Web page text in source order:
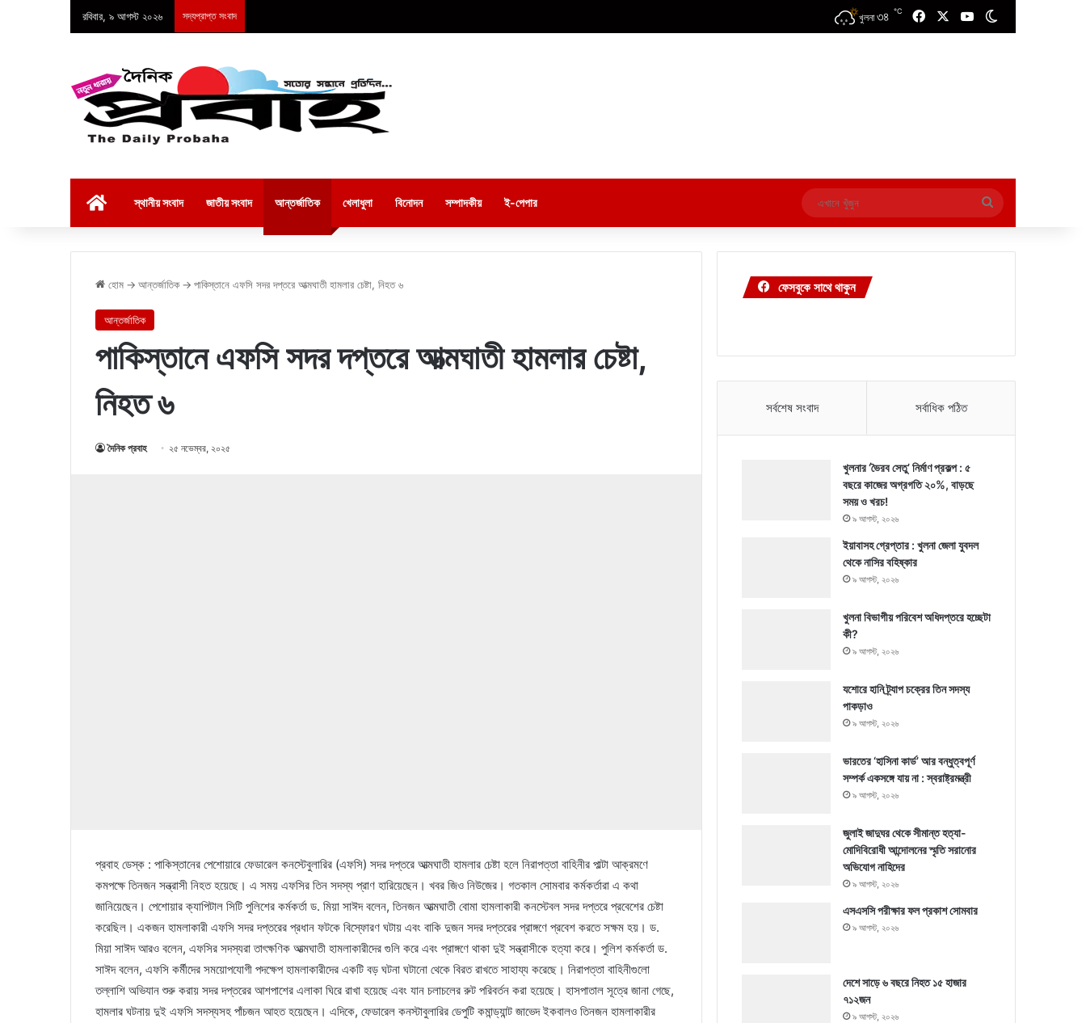
রবিবার, ৯ আগস্ট ২০২৬ সদ্যপ্রাপ্ত সংবাদ খুলনা ৩৪ ℃ FacebookYouTube
স্থানীয় সংবাদ জাতীয় সংবাদ আন্তর্জাতিক খেলাধুলা বিনোদন সম্পাদকীয় ই-পেপার
এখানে
খুঁজুন
হোম → আন্তর্জাতিক → পাকিস্তানে এফসি সদর দপ্তরে আত্মঘাতী হামলার চেষ্টা, নিহত ৬
আন্তর্জাতিক
পাকিস্তানে এফসি সদর দপ্তরে আত্মঘাতী হামলার চেষ্টা,
নিহত ৬
দৈনিক প্রবাহ ২৫ নভেম্বর, ২০২৫
প্রবাহ ডেস্ক : পাকিস্তানের পেশোয়ারে ফেডারেল কনস্টেবুলারির (এফসি) সদর দপ্তরে আত্মঘাতী হামলার চেষ্টা হলে নিরাপত্তা বাহিনীর পাল্টা আক্রমণে
কমপক্ষে তিনজন সন্ত্রাসী নিহত হয়েছে। এ সময় এফসির তিন সদস্য প্রাণ হারিয়েছেন। খবর জিও নিউজের। গতকাল সোমবার কর্মকর্তারা এ কথা
জানিয়েছেন। পেশোয়ার ক্যাপিটাল সিটি পুলিশের কর্মকর্তা ড. মিয়া সাঈদ বলেন, তিনজন আত্মঘাতী বোমা হামলাকারী কনস্টেবল সদর দপ্তরে প্রবেশের চেষ্টা
করেছিল। একজন হামলাকারী এফসি সদর দপ্তরের প্রধান ফটকে বিস্ফোরণ ঘটায় এবং বাকি দুজন সদর দপ্তরের প্রাঙ্গণে প্রবেশ করতে সক্ষম হয়। ড.
মিয়া সাঈদ আরও বলেন, এফসির সদস্যরা তাৎক্ষণিক আত্মঘাতী হামলাকারীদের গুলি করে এবং প্রাঙ্গণে থাকা দুই সন্ত্রাসীকে হত্যা করে। পুলিশ কর্মকর্তা ড.
সাঈদ বলেন, এফসি কর্মীদের সময়োপযোগী পদক্ষেপ হামলাকারীদের একটি বড় ঘটনা ঘটানো থেকে বিরত রাখতে সাহায্য করেছে। নিরাপত্তা বাহিনীগুলো
তল্লাশি অভিযান শুরু করায় সদর দপ্তরের আশপাশের এলাকা ঘিরে রাখা হয়েছে এবং যান চলাচলের রুট পরিবর্তন করা হয়েছে। হাসপাতাল সূত্রে জানা গেছে,
হামলার ঘটনায় দুই এফসি সদস্যসহ পাঁচজন আহত হয়েছেন। এদিকে, ফেডারেল কনস্টাবুলারির ডেপুটি কমান্ড্যান্ট জাভেদ ইকবালও তিনজন হামলাকারীর
ফেসবুকে সাথে থাকুন
সর্বশেষ সংবাদ সর্বাধিক পঠিত
খুলনার ‘ভৈরব সেতু’ নির্মাণ প্রকল্প : ৫
বছরে কাজের অগ্রগতি ২০%, বাড়ছে
সময় ও খরচ!
৯ আগস্ট, ২০২৬
ইয়াবাসহ গ্রেপ্তার : খুলনা জেলা যুবদল
থেকে নাসির বহিষ্কার
৯ আগস্ট, ২০২৬
খুলনা বিভাগীয় পরিবেশ অধিদপ্তরে হচ্ছেটা
কী?
৯ আগস্ট, ২০২৬
যশোরে হানি ট্র্যাপ চক্রের তিন সদস্য
পাকড়াও
৯ আগস্ট, ২০২৬
ভারতের ‘হাসিনা কার্ড’ আর বন্ধুত্বপূর্ণ
সম্পর্ক একসঙ্গে যায় না : স্বরাষ্ট্রমন্ত্রী
৯ আগস্ট, ২০২৬
জুলাই জাদুঘর থেকে সীমান্ত হত্যা-
মোদিবিরোধী আন্দোলনের স্মৃতি সরানোর
অভিযোগ নাহিদের
৯ আগস্ট, ২০২৬
এসএসসি পরীক্ষার ফল প্রকাশ সোমবার
৯ আগস্ট, ২০২৬
দেশে সাড়ে ৬ বছরে নিহত ১৫ হাজার
৭১২জন
৯ আগস্ট, ২০২৬